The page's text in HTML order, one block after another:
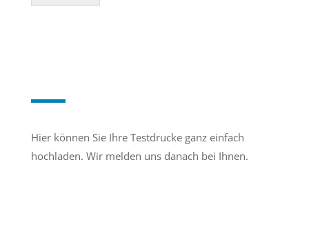
Hier können Sie Ihre Testdrucke ganz einfach
hochladen. Wir melden uns danach bei Ihnen.